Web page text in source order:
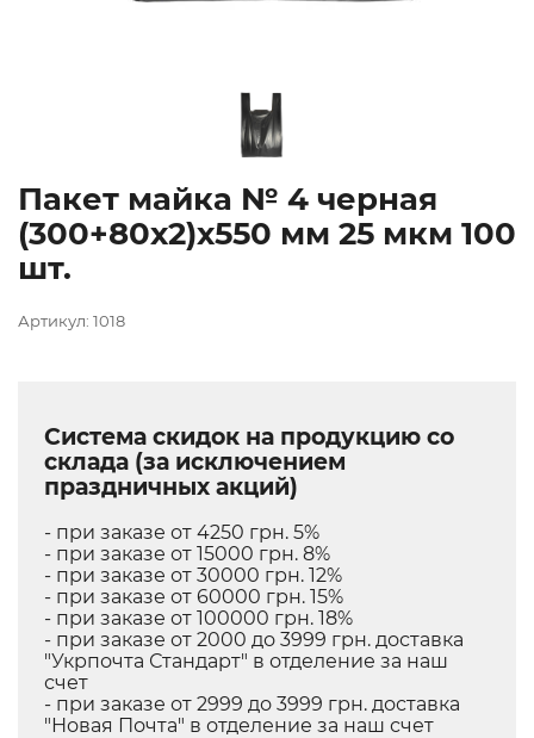
Пакет майка № 4 черная
(300+80х2)х550 мм 25 мкм 100
шт.
Артикул: 1018
Система скидок на продукцию со
склада (за исключением
праздничных акций)
- при заказе от 4250 грн. 5%
- при заказе от 15000 грн. 8%
- при заказе от 30000 грн. 12%
- при заказе от 60000 грн. 15%
- при заказе от 100000 грн. 18%
- при заказе от 2000 до 3999 грн. доставка
"Укрпочта Стандарт" в отделение за наш
счет
- при заказе от 2999 до 3999 грн. доставка
"Новая Почта" в отделение за наш счет